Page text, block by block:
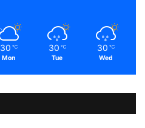
30 ℃
Mon
30 ℃
Tue
30 ℃
Wed